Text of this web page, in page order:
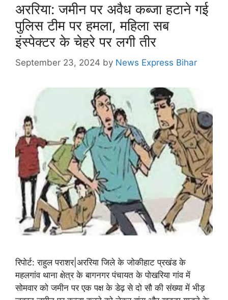
अररिया: जमीन पर अवैध कब्जा हटाने गई
पुलिस टीम पर हमला, महिला सब
इंस्पेक्टर के चेहरे पर लगी तीर
September 23, 2024 by News Express Bihar
रिपोर्ट: राहुल पराशर|अररिया जिले के जोकीहाट प्रखंड के
महलगांव थाना क्षेत्र के बागनगर पंचायत के पोखरिया गांव में
सोमवार को जमीन पर एक पक्ष के डेढ़ से दो सौ की संख्या में भीड़